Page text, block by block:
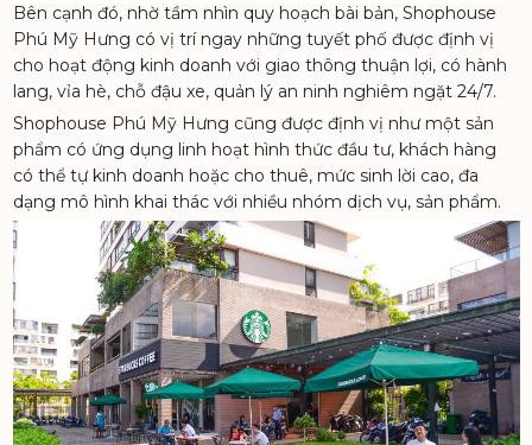
Bên cạnh đó, nhờ tầm nhìn quy hoạch bài bản, Shophouse
Phú Mỹ Hưng có vị trí ngay những tuyết phố được định vị
cho hoạt động kinh doanh với giao thông thuận lợi, có hành
lang, vỉa hè, chỗ đậu xe, quản lý an ninh nghiêm ngặt 24/7.
Shophouse Phú Mỹ Hưng cũng được định vị như một sản
phẩm có ứng dụng linh hoạt hình thức đầu tư, khách hàng
có thể tự kinh doanh hoặc cho thuê, mức sinh lời cao, đa
dạng mô hình khai thác với nhiều nhóm dịch vụ, sản phẩm.